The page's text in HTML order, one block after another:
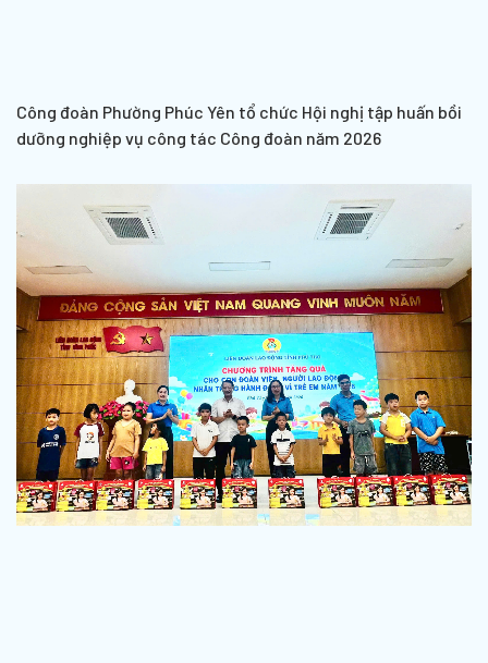
Công đoàn Phường Phúc Yên tổ chức Hội nghị tập huấn bồi
dưỡng nghiệp vụ công tác Công đoàn năm 2026